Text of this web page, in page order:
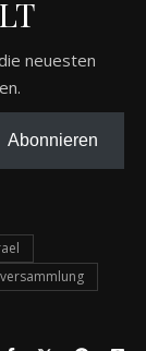
neuesten
Abonnieren